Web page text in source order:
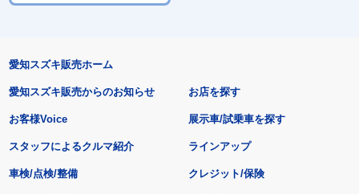
愛知スズキ販売ホーム
愛知スズキ販売からのお知らせ
お客様Voice
スタッフによるクルマ紹介
お店を探す
展示車/試乗車を探す
ラインアップ
車検/点検/整備 クレジット/保険